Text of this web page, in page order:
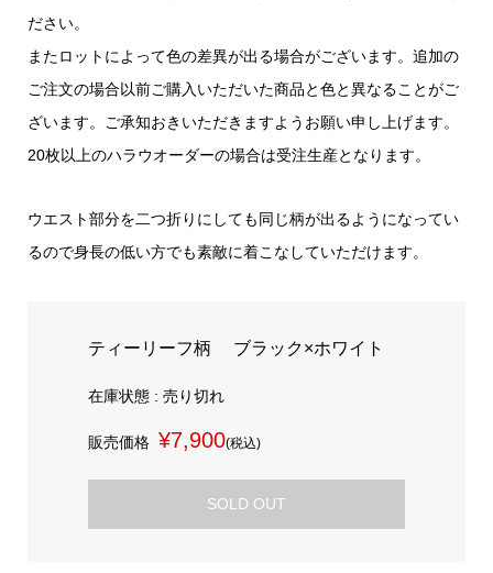
ださい。
またロットによって色の差異が出る場合がございます。追加の
ご注文の場合以前ご購入いただいた商品と色と異なることがご
ざいます。ご承知おきいただきますようお願い申し上げます。
20枚以上のハラウオーダーの場合は受注生産となります。
ウエスト部分を二つ折りにしても同じ柄が出るようになってい
るので身長の低い方でも素敵に着こなしていただけます。
ティーリーフ柄 ブラック×ホワイト
在庫状態 : 売り切れ
販売価格 ¥7,900(税込)
SOLD OUT